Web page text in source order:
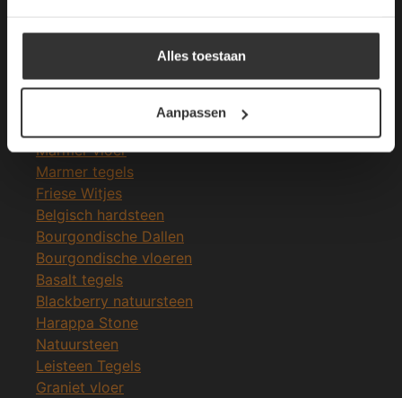
Alles toestaan
Aanpassen
Natuursteen vloeren
Leisteen vloer
Marmer vloer
Marmer tegels
Friese Witjes
Belgisch hardsteen
Bourgondische Dallen
Bourgondische vloeren
Basalt tegels
Blackberry natuursteen
Harappa Stone
Natuursteen
Leisteen Tegels
Graniet vloer
ALLES AFWIJZEN
DETAILS WEERGEVEN